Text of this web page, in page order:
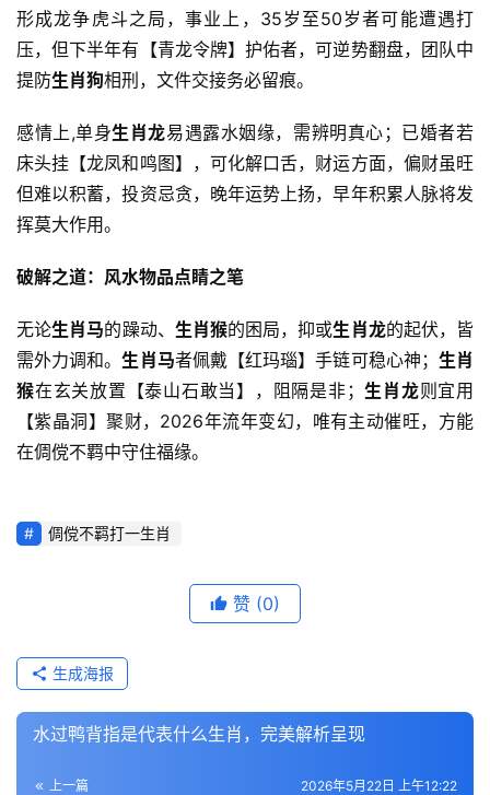
形成龙争虎斗之局，事业上，35岁至50岁者可能遭遇打
压，但下半年有【青龙令牌】护佑者，可逆势翻盘，团队中
提防生肖狗相刑，文件交接务必留痕。
感情上,单身生肖龙易遇露水姻缘，需辨明真心；已婚者若
床头挂【龙凤和鸣图】，可化解口舌，财运方面，偏财虽旺
但难以积蓄，投资忌贪，晚年运势上扬，早年积累人脉将发
挥莫大作用。
破解之道：风水物品点睛之笔
无论生肖马的躁动、 生肖猴的困局，抑或生肖龙的起伏，皆
需外力调和。生肖马者佩戴【红玛瑙】手链可稳心神； 生肖
猴在玄关放置【泰山石敢当】，阻隔是非； 生肖龙则宜用
【紫晶洞】聚财，2026年流年变幻，唯有主动催旺，方能
在倜傥不羁中守住福缘。
倜傥不羁打一生肖
赞 (0)
生成海报
水过鸭背指是代表什么生肖，完美解析呈现
上一篇 2026年5月22日 上午12:22